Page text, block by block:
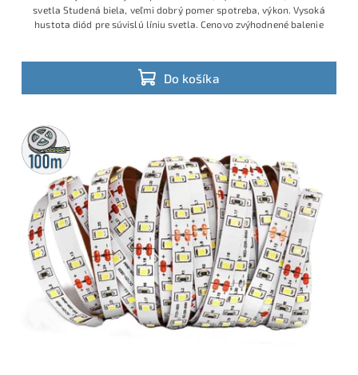
Do košíka
svetla Studená biela, veľmi dobrý pomer spotreba, výkon. Vysoká
hustota diód pre súvislú líniu svetla. Cenovo zvýhodnené balenie
100m
rolka